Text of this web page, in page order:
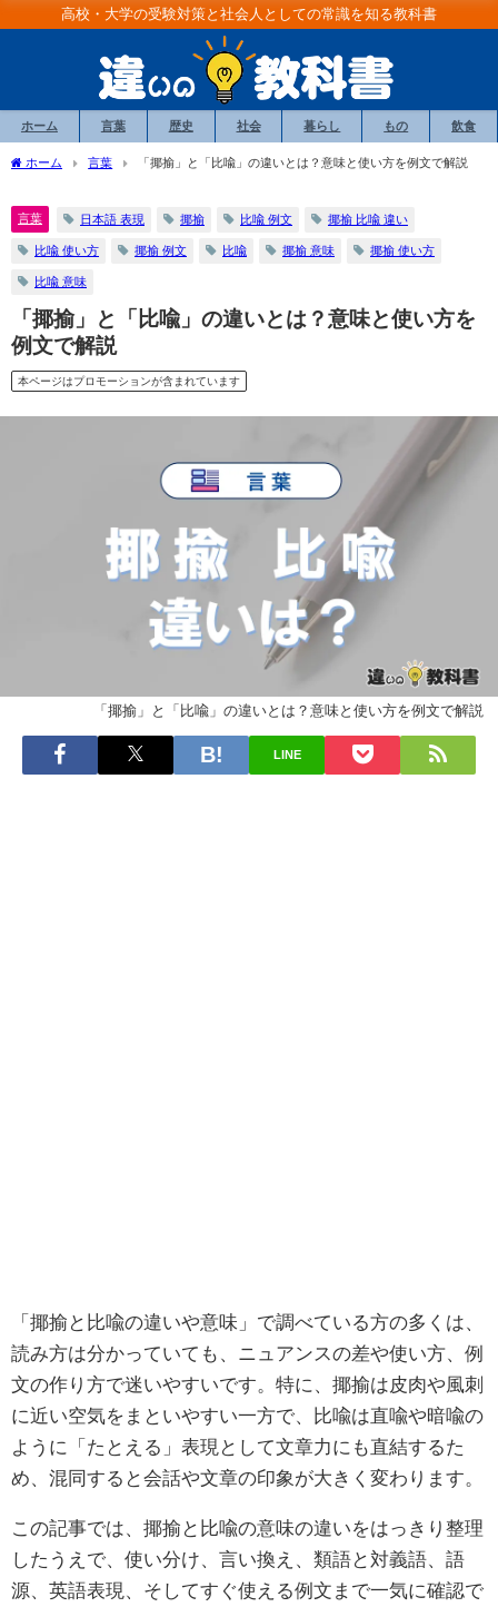
高校・大学の受験対策と社会人としての常識を知る教科書
ホーム 言葉 歴史 社会 暮らし もの 飲食
ホーム 言葉 「揶揄」と「比喩」の違いとは？意味と使い方を例文で解説
言葉 日本語 表現 揶揄 比喩 例文 揶揄 比喩 違い
比喩 使い方 揶揄 例文 比喩 揶揄 意味 揶揄 使い方
比喩 意味
「揶揄」と「比喩」の違いとは？意味と使い方を
例文で解説
本ページはプロモーションが含まれています
「揶揄」と「比喩」の違いとは？意味と使い方を例文で解説
LINE
「揶揄と比喩の違いや意味」で調べている方の多くは、
読み方は分かっていても、ニュアンスの差や使い方、例
文の作り方で迷いやすいです。特に、揶揄は皮肉や風刺
に近い空気をまといやすい一方で、比喩は直喩や暗喩の
ように「たとえる」表現として文章力にも直結するた
め、混同すると会話や文章の印象が大きく変わります。
この記事では、揶揄と比喩の意味の違いをはっきり整理
したうえで、使い分け、言い換え、類語と対義語、語
源、英語表現、そしてすぐ使える例文まで一気に確認で